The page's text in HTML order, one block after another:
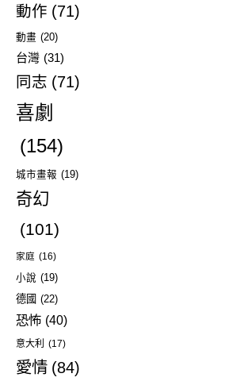
動作 (71)
動畫 (20)
台灣 (31)
同志 (71)
喜劇
(154)
城市畫報 (19)
奇幻
(101)
家庭 (16)
小說 (19)
德國 (22)
恐怖 (40)
意大利 (17)
愛情 (84)